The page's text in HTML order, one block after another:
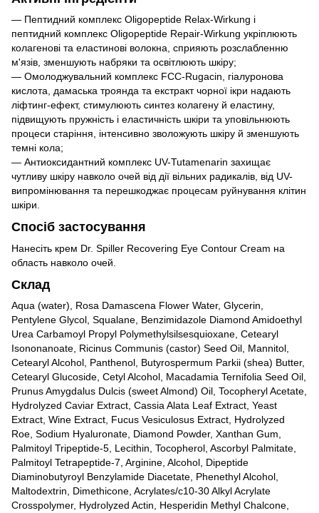
— Пептидний комплекс Oligopeptide Relax-Wirkung і
пептидний комплекс Oligopeptide Repair-Wirkung укріплюють
колагенові та еластинові волокна, сприяють розслабленню
м'язів, зменшують набряки та освітлюють шкіру;
— Омолоджувальний комплекс FCC-Rugacin, гіалуронова
кислота, дамаська троянда та екстракт чорної ікри надають
ліфтинг-ефект, стимулюють синтез колагену й еластину,
підвищують пружність і еластичність шкіри та уповільнюють
процеси старіння, інтенсивно зволожують шкіру й зменшують
темні кола;
— Антиоксидантний комплекс UV-Tutamenarin захищає
чутливу шкіру навколо очей від дії вільних радикалів, від UV-
випромінювання та перешкоджає процесам руйнування клітин
шкіри.
Спосіб застосування
Нанесіть крем Dr. Spiller Recovering Eye Contour Cream на
область навколо очей.
Склад
Aqua (water), Rosa Damascena Flower Water, Glycerin,
Pentylene Glycol, Squalane, Benzimidazole Diamond Amidoethyl
Urea Carbamoyl Propyl Polymethylsilsesquioxane, Cetearyl
Isononanoate, Ricinus Communis (castor) Seed Oil, Mannitol,
Cetearyl Alcohol, Panthenol, Butyrospermum Parkii (shea) Butter,
Cetearyl Glucoside, Cetyl Alcohol, Macadamia Ternifolia Seed Oil,
Prunus Amygdalus Dulcis (sweet Almond) Oil, Tocopheryl Acetate,
Hydrolyzed Caviar Extract, Cassia Alata Leaf Extract, Yeast
Extract, Wine Extract, Fucus Vesiculosus Extract, Hydrolyzed
Roe, Sodium Hyaluronate, Diamond Powder, Xanthan Gum,
Palmitoyl Tripeptide-5, Lecithin, Tocopherol, Ascorbyl Palmitate,
Palmitoyl Tetrapeptide-7, Arginine, Alcohol, Dipeptide
Diaminobutyroyl Benzylamide Diacetate, Phenethyl Alcohol,
Maltodextrin, Dimethicone, Acrylates/c10-30 Alkyl Acrylate
Crosspolymer, Hydrolyzed Actin, Hesperidin Methyl Chalcone,